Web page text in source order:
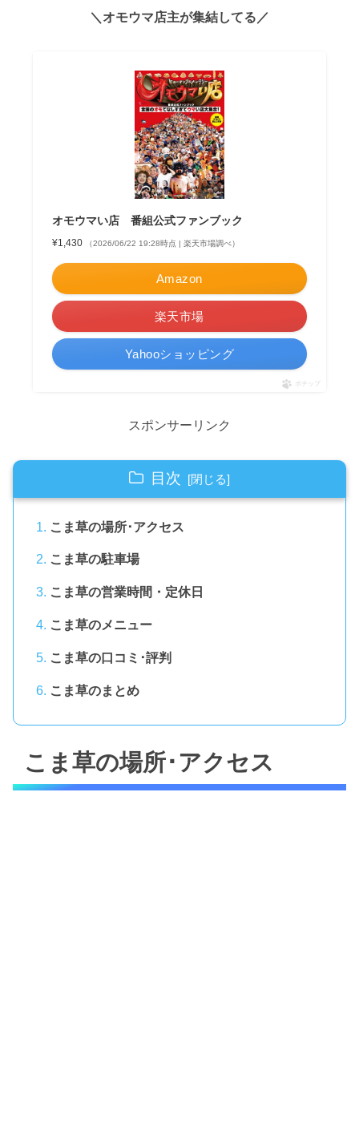
＼オモウマ店主が集結してる／
オモウマい店 番組公式ファンブック
¥1,430 （2026/06/22 19:28時点 | 楽天市場調べ）
Amazon
楽天市場
Yahooショッピング
ポチップ
スポンサーリンク
目次
こま草の場所･アクセス
こま草の駐車場
こま草の営業時間・定休日
こま草のメニュー
こま草の口コミ･評判
こま草のまとめ
こま草の場所･アクセス